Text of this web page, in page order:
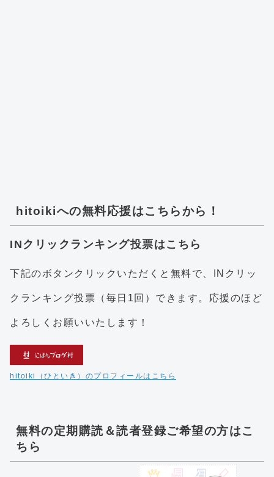
hitoikiへの無料応援はこちらから！
INクリックランキング投票はこちら
下記のボタンクリックいただくと無料で、INクリッ
クランキング投票（毎日1回）できます。応援のほど
よろしくお願いいたします！
hitoiki（ひといき）のプロフィールはこちら
無料の定期購読＆読者登録ご希望の方はこ
ちら